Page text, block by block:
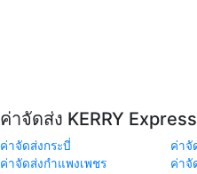
ค่าจัดส่ง KERRY
ค่าจัดส่งกระบี่ ค่าจั
ค่าจัดส่งกำแพงเพชร
ค่าจั